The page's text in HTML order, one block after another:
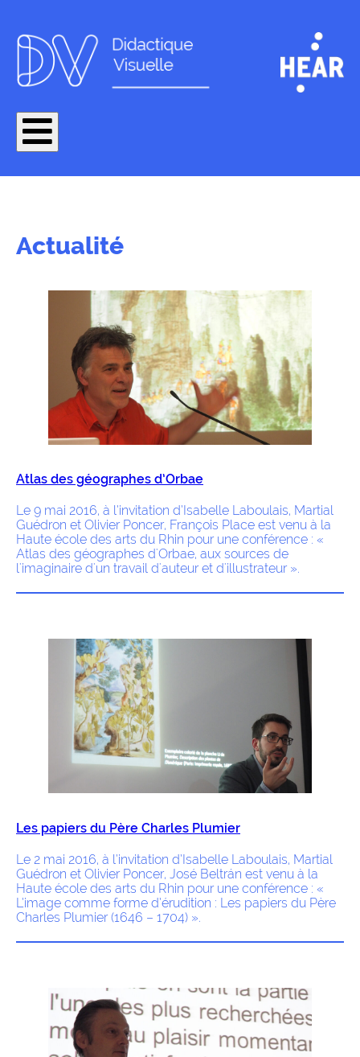
Actualité
Atlas des géographes d’Orbae
Le 9 mai 2016, à l’invitation d’Isabelle Laboulais, Martial
Guédron et Olivier Poncer, François Place est venu à la
Haute école des arts du Rhin pour une conférence : «
Atlas des géographes d'Orbae, aux sources de
l'imaginaire d'un travail d'auteur et d'illustrateur ».
Les papiers du Père Charles Plumier
Le 2 mai 2016, à l’invitation d’Isabelle Laboulais, Martial
Guédron et Olivier Poncer, José Beltrán est venu à la
Haute école des arts du Rhin pour une conférence : «
L’image comme forme d’érudition : Les papiers du Père
Charles Plumier (1646 – 1704) ».